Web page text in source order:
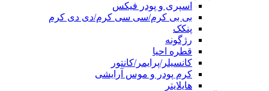
اسپری و پودر فیکس
بی بی کرم/سی سی کرم/دی دی کرم
پنکک
رژگونه
قطره احیا
کانسیلر/پرایمر/کانتور
کرم پودر و موس آرایشی
هایلایتر